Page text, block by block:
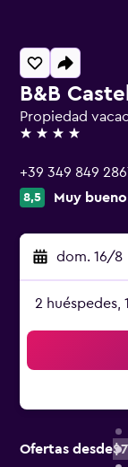
B&B
Propiedad
4 estrellas
+39 349 849
8,5 Muy bueno
dom. 16/8
2 huéspedes,
Ofertas desde